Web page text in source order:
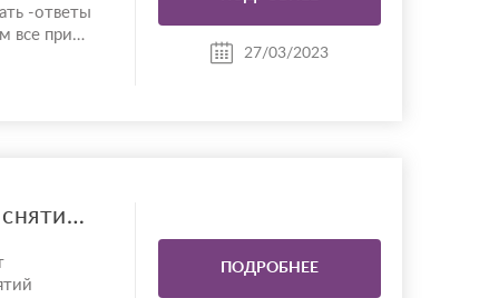
-ответы
все при
27/03/2023
Недорого помогу в снятии порчи,сглаза,негатива,проклятий. На совесть!
ПОДРОБНЕЕ